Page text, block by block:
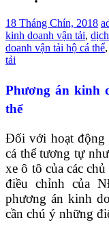
18 Tháng Chín, 2018
kinh doanh vận tải,
doanh vận tải hộ cá thể,
tải
Phương án kinh
thể
Đối với hoạt động
cá thể tương tự
xe ô tô của các
điều chỉnh của
phương án kinh
cần chú ý những